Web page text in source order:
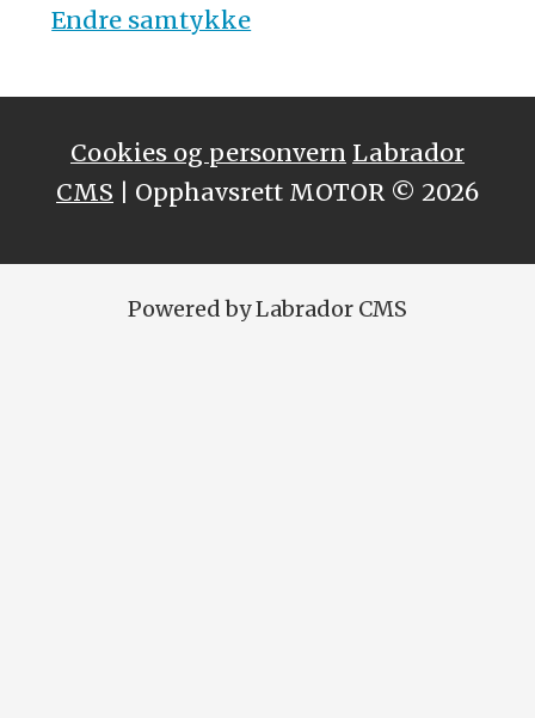
Endre samtykke
Cookies og personvern Labrador
CMS | Opphavsrett MOTOR © 2026
Powered by Labrador CMS